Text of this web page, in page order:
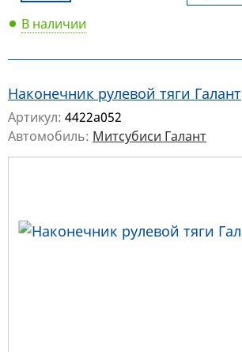
В наличии
Наконечник рулевой тяги Галант
Артикул: 4422a052
Автомобиль: Митсубиси Галант